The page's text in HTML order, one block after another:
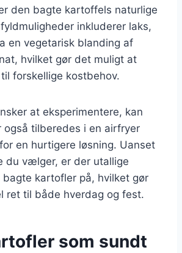
den bagte kartoffels naturlige
inkluderer laks,
en vegetarisk blanding af
hvilket gør det muligt at
forskellige kostbehov.
at eksperimentere, kan
også tilberedes i en airfryer
en hurtigere løsning. Uanset
du vælger, er der utallige
kartofler på, hvilket gør
ret til både hverdag og fest.
som sundt